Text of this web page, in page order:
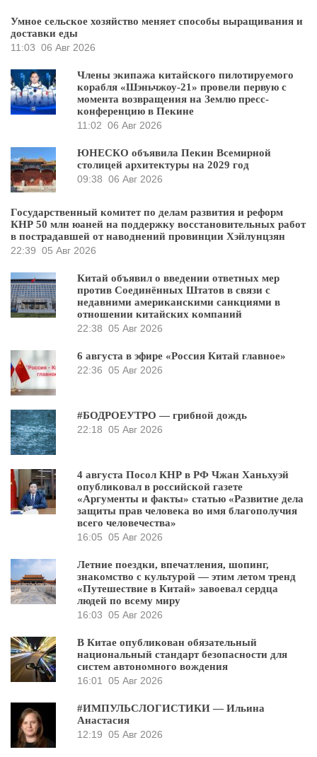
Умное сельское хозяйство меняет способы выращивания и
доставки еды
11:03 06 Авг 2026
Члены экипажа китайского пилотируемого
корабля «Шэньчжоу-21» провели первую с
момента возвращения на Землю пресс-
конференцию в Пекине
11:02 06 Авг 2026
ЮНЕСКО объявила Пекин Всемирной
столицей архитектуры на 2029 год
09:38 06 Авг 2026
Государственный комитет по делам развития и реформ
КНР 50 млн юаней на поддержку восстановительных работ
в пострадавшей от наводнений провинции Хэйлунцзян
22:39 05 Авг 2026
Китай объявил о введении ответных мер
против Соединённых Штатов в связи с
недавними американскими санкциями в
отношении китайских компаний
22:38 05 Авг 2026
6 августа в эфире «Россия Китай главное»
22:36 05 Авг 2026
#БОДРОЕУТРО — грибной дождь
22:18 05 Авг 2026
4 августа Посол КНР в РФ Чжан Ханьхуэй
опубликовал в российской газете
«Аргументы и факты» статью «Развитие дела
защиты прав человека во имя благополучия
всего человечества»
16:05 05 Авг 2026
Летние поездки, впечатления, шопинг,
знакомство с культурой — этим летом тренд
«Путешествие в Китай» завоевал сердца
людей по всему миру
16:03 05 Авг 2026
В Китае опубликован обязательный
национальный стандарт безопасности для
систем автономного вождения
16:01
05 Авг 2026
#ИМПУЛЬСЛОГИСТИКИ — Ильина
Анастасия
12:19 05 Авг 2026